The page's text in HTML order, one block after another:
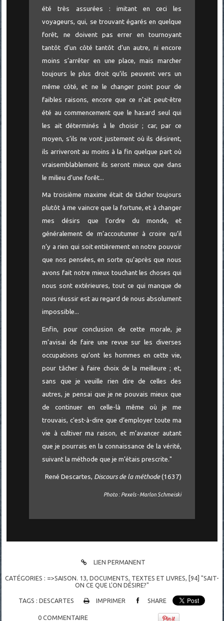
été très assurées : imitant en ceci les
voyageurs, qui, se trouvant égarés en quelque
forêt, ne doivent pas errer en tournoyant
tantôt d’un côté tantôt d’un autre, ni encore
moins s’arrêter en une place, mais marcher
toujours le plus droit qu’ils peuvent vers un
même côté, et ne le changer point pour de
faibles raisons, encore que ce n’ait peut-être
été au commencement que le hasard seul qui
les ait déterminés à le choisir ; car, par ce
moyen, s’ils ne vont justement où ils désirent,
ils arriveront au moins à la fin quelque part où
vraisemblablement ils seront mieux que dans
le milieu d’une forêt...
Ma troisième maxime était de tâcher toujours
plutôt à me vaincre que la fortune, et à changer
mes désirs que l’ordre du monde, et
généralement de m’accoutumer à croire qu’il
n’y a rien qui soit entièrement en notre pouvoir
que nos pensées, en sorte qu’après que nous
avons fait notre mieux touchant les choses qui
nous sont extérieures, tout ce qui manque de
nous réussir est au regard de nous absolument
impossible...
Enfin, pour conclusion de cette morale, je
m’avisai de faire une revue sur les diverses
occupations qu’ont les hommes en cette vie,
pour tâcher à faire choix de la meilleure ; et,
sans que je veuille rien dire de celles des
autres, je pensai que je ne pouvais mieux que
de continuer en celle-là même où je me
trouvais, c'est-à-dire que d’employer toute ma
vie à cultiver ma raison, et m’avancer autant
que je pourrais en la connaissance de la vérité,
suivant la méthode que je m’étais prescrite."
René Descartes, Discours de la méthode(1637)
Photo : Pexels - Marlon Schmeiski
LIEN PERMANENT
CATÉGORIES : =>SAISON. 13, DOCUMENTS, TEXTES ET LIVRES, [94] "SAIT-
ON CE QUE L'ON DÉSIRE?"
TAGS :DESCARTES IMPRIMER SHARE
0 COMMENTAIRE